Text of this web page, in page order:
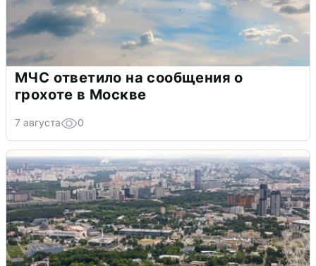
МЧС ответило на сообщения о
грохоте в Москве
7 августа 0